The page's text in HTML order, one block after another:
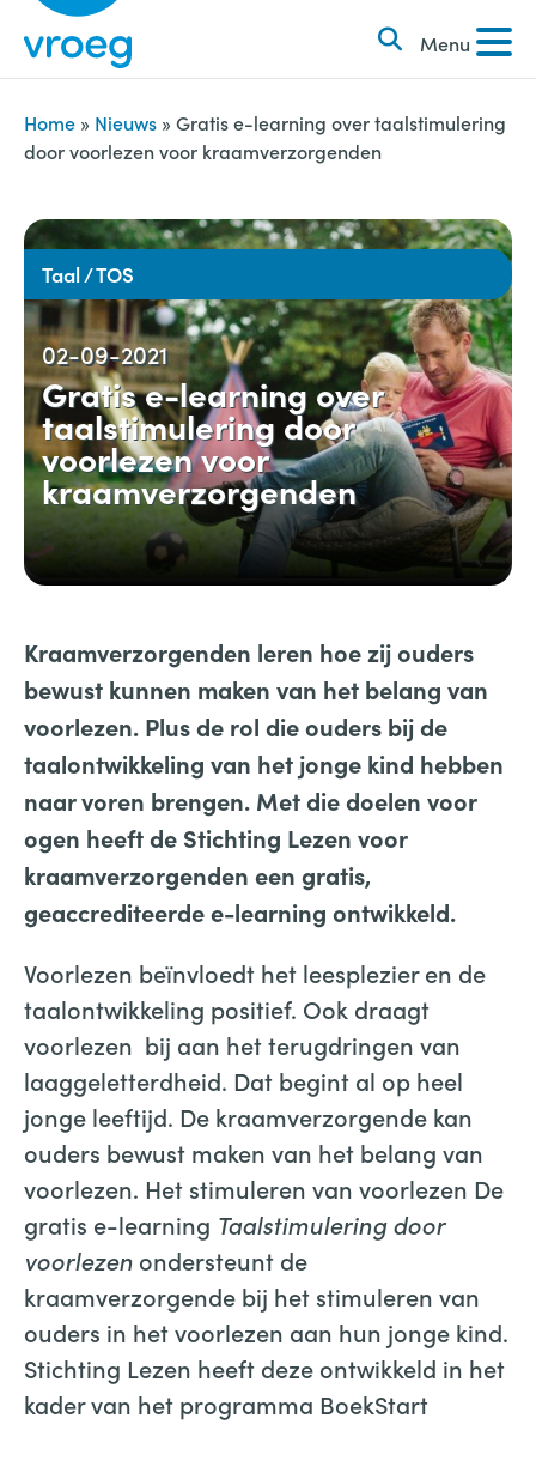
i
Menu
k
e
n
n
a
r
:
Home » Nieuws » Gratis e-learning over taalstimulering
door voorlezen voor kraamverzorgenden
Taal / TOS
02-09-2021
Gratis e-learning over
taalstimulering door
voorlezen voor
kraamverzorgenden
Kraamverzorgenden leren hoe zij ouders
bewust kunnen maken van het belang van
voorlezen. Plus de rol die ouders bij de
taalontwikkeling van het jonge kind hebben
naar voren brengen. Met die doelen voor
ogen heeft de Stichting Lezen voor
kraamverzorgenden een gratis,
geaccrediteerde e-learning ontwikkeld.
Voorlezen beïnvloedt het leesplezier en de
taalontwikkeling positief. Ook draagt
voorlezen bij aan het terugdringen van
laaggeletterdheid. Dat begint al op heel
jonge leeftijd. De kraamverzorgende kan
ouders bewust maken van het belang van
voorlezen. Het stimuleren van voorlezen De
gratis e-learning Taalstimulering door
voorlezen ondersteunt de
kraamverzorgende bij het stimuleren van
ouders in het voorlezen aan hun jonge kind.
Stichting Lezen heeft deze ontwikkeld in het
kader van het programma BoekStart